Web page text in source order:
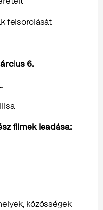
felsorolását
6.
filmek leadása:
közösségek